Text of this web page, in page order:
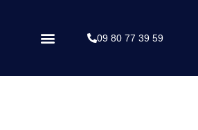
09 80 77 39 59